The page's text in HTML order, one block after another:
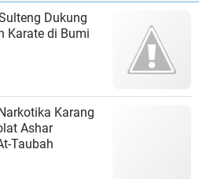
Dukung
Karate di Bumi
Karang
Ashar
Taubah